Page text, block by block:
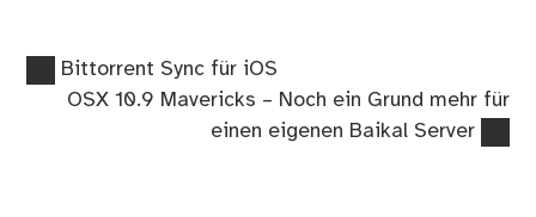
Beitragsnavigation
Vorheriger
Beitrag:
Bittorrent Sync für iOS
Nächster
OSX 10.9 Mavericks – Noch ein Grund mehr für
einen eigenen Baikal Server